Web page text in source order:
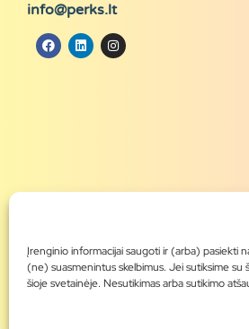
Įrenginio informacijai saugoti ir (arba) pasiekti
(ne) suasmenintus skelbimus. Jei sutiksime
šioje svetainėje. Nesutikimas arba sutikimo
info@perks.lt